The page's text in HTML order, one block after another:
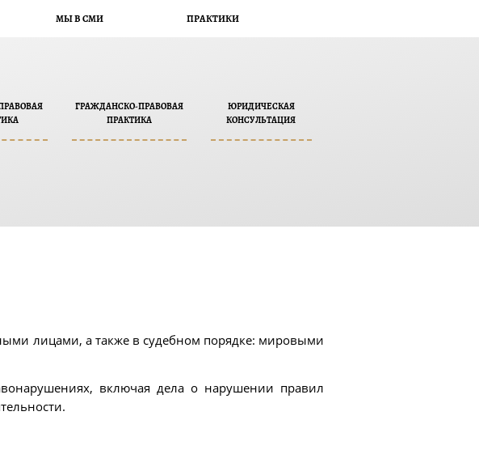
МЫ В СМИ ПРАКТИКИ
ГРАЖДАНСКО-ПРАВОВАЯ
ПРАКТИКА
ЮРИДИЧЕСКАЯ
КОНСУЛЬТАЦИЯ
лицами, а также в судебном порядке: мировыми
включая дела о нарушении правил